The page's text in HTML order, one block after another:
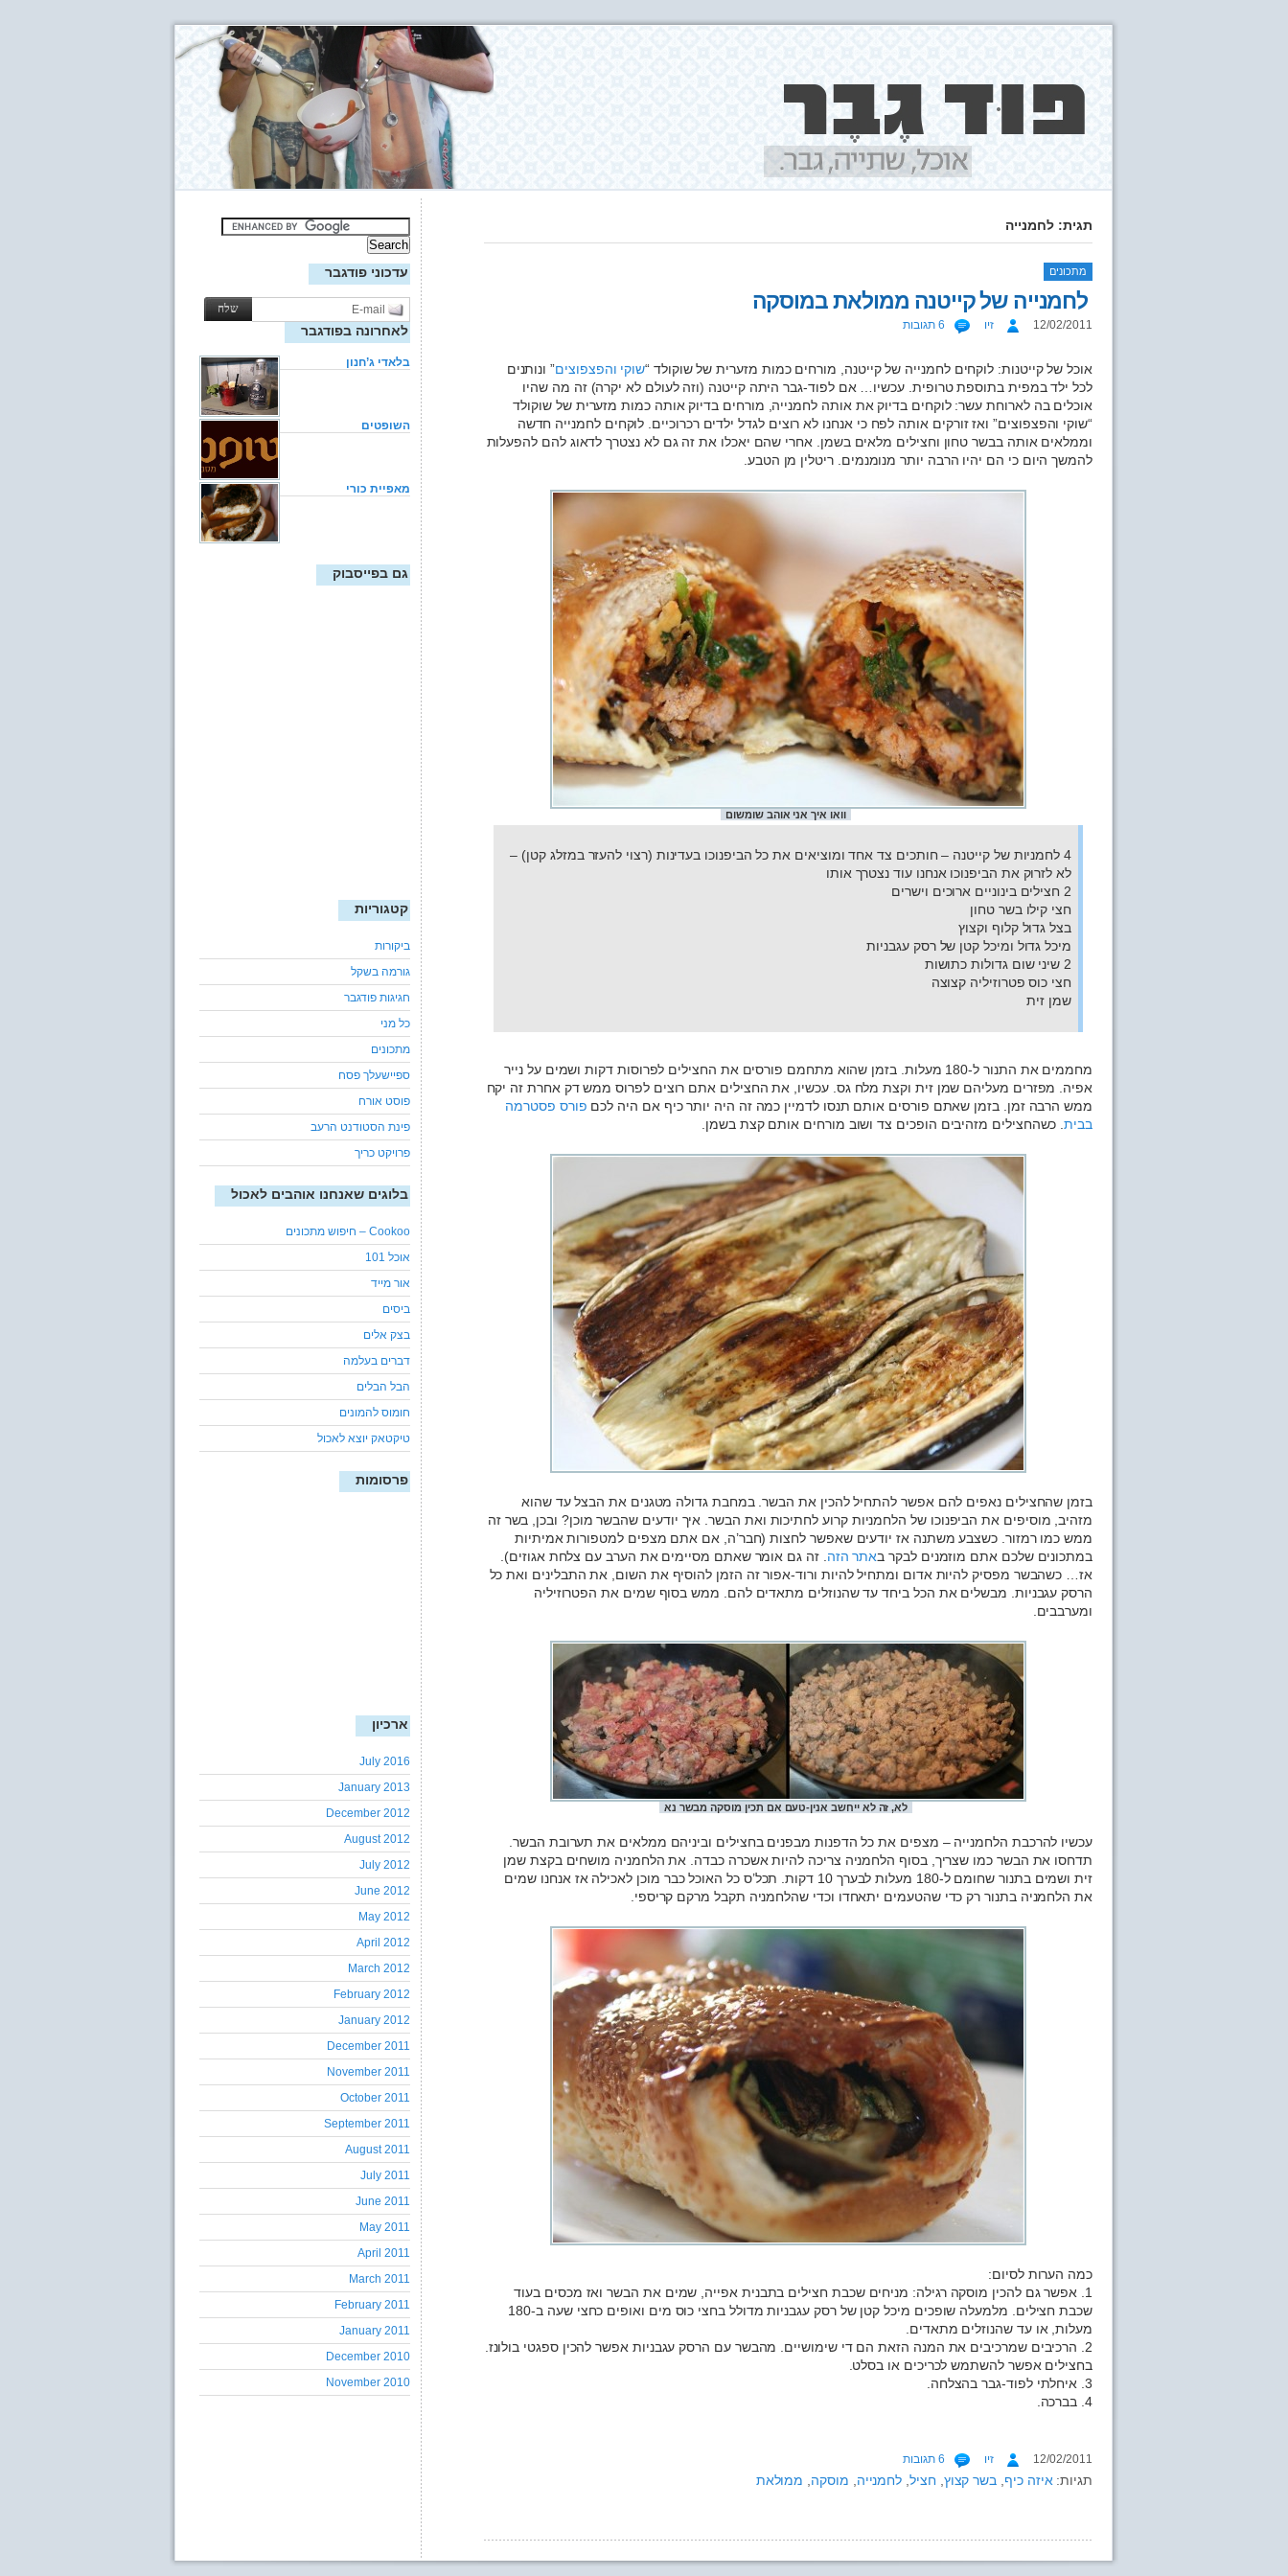
תגית: לחמנייה
מתכונים
לחמנייה של קייטנה ממולאת במוסקה
12/02/2011 זיו 6 תגובות
אוכל של קייטנות: לוקחים לחמנייה של קייטנה, מורחים כמות מזערית של שוקולד “שוקי והפצפוצים” ונותנים
לכל ילד במפית בתוספת טרופית. עכשיו… אם לפוד-גבר היתה קייטנה (וזה לעולם לא יקרה) זה מה שהיו
אוכלים בה לארוחת עשר: לוקחים בדיוק את אותה לחמנייה, מורחים בדיוק אותה כמות מזערית של שוקולד
“שוקי והפצפוצים” ואז זורקים אותה לפח כי אנחנו לא רוצים לגדל ילדים רכרוכיים. לוקחים לחמנייה חדשה
וממלאים אותה בבשר טחון וחצילים מלאים בשמן. אחרי שהם יאכלו את זה גם לא נצטרך לדאוג להם להפעלות
להמשך היום כי הם יהיו הרבה יותר מנומנמים. ריטלין מן הטבע.
וואו איך אני אוהב שומשום
4 לחמניות של קייטנה – חותכים צד אחד ומוציאים את כל הביפנוכו בעדינות (רצוי להעזר במזלג קטן) –
לא לזרוק את הביפנוכו אנחנו עוד נצטרך אותו
2 חצילים בינוניים ארוכים וישרים
חצי קילו בשר טחון
בצל גדול קלוף וקצוץ
מיכל גדול ומיכל קטן של רסק עגבניות
2 שיני שום גדולות כתושות
חצי כוס פטרוזיליה קצוצה
שמן זית
מחממים את התנור ל-180 מעלות. בזמן שהוא מתחמם פורסים את החצילים לפרוסות דקות ושמים על נייר
אפיה. מפזרים מעליהם שמן זית וקצת מלח גס. עכשיו, את החצילים אתם רוצים לפרוס ממש דק אחרת זה יקח
ממש הרבה זמן. בזמן שאתם פורסים אותם תנסו לדמיין כמה זה היה יותר כיף אם היה לכם פורס פסטרמה
בבית. כשהחצילים מזהיבים הופכים צד ושוב מורחים אותם קצת בשמן.
בזמן שהחצילים נאפים להם אפשר להתחיל להכין את הבשר. במחבת גדולה מטגנים את הבצל עד שהוא
מזהיב, מוסיפים את הביפנוכו של הלחמניות קרוע לחתיכות ואת הבשר. איך יודעים שהבשר מוכן? ובכן, בשר זה
ממש כמו רמזור. כשצבע משתנה אז יודעים שאפשר לחצות (חבר’ה, אם אתם מצפים למטפורות אמיתיות
במתכונים שלכם אתם מוזמנים לבקר באתר הזה . זה גם אומר שאתם מסיימים את הערב עם צלחת אגוזים).
אז… כשהבשר מפסיק להיות אדום ומתחיל להיות ורוד-אפור זה הזמן להוסיף את השום, את התבלינים ואת כל
הרסק עגבניות. מבשלים את הכל ביחד עד שהנוזלים מתאדים להם. ממש בסוף שמים את הפטרוזיליה
ומערבבים.
לא, זה לא ייחשב אנין-טעם אם תכין מוסקה מבשר נא
עכשיו להרכבת הלחמנייה – מצפים את כל הדפנות מבפנים בחצילים וביניהם ממלאים את תערובת הבשר.
תדחסו את הבשר כמו שצריך, בסוף הלחמניה צריכה להיות אשכרה כבדה. את הלחמניה מושחים בקצת שמן
זית ושמים בתנור שחומם ל-180 מעלות לבערך 10 דקות. תכל’ס כל האוכל כבר מוכן לאכילה אז אנחנו שמים
את הלחמניה בתנור רק כדי שהטעמים יתאחדו וכדי שהלחמניה תקבל מרקם קריספי.
כמה הערות לסיום:
1. אפשר גם להכין מוסקה רגילה: מניחים שכבת חצילים בתבנית אפייה, שמים את הבשר ואז מכסים בעוד
שכבת חצילים. מלמעלה שופכים מיכל קטן של רסק עגבניות מדולל בחצי כוס מים ואופים כחצי שעה ב-180
מעלות, או עד שהנוזלים מתאדים.
2. הרכיבים שמרכיבים את המנה הזאת הם די שימושיים. מהבשר עם הרסק עגבניות אפשר להכין ספגטי בולונז.
בחצילים אפשר להשתמש לכריכים או בסלט.
3. איחלתי לפוד-גבר בהצלחה.
4. בברכה.
12/02/2011 זיו 6 תגובות
תגיות: איזה כיף בשר קצוץ חציל, לחמנייה מוסקה ממולאת
עדכוני פודגבר
לאחרונה בפודגבר
בלאדי ג’חנון
השופטים
מאפיית כורי
גם בפייסבוק
קטגוריות
ביקורות
גורמה בשקל
חגיגות פודגבר
כל מני
מתכונים
ספיישעלך פסח
פוסט אורח
פינת הסטודנט הרעב
פרויקט כריך
בלוגים שאנחנו אוהבים לאכול
Cookoo – חיפוש מתכונים
אוכל 101
אור מייד
ביסים
בצק אלים
דברים בעלמה
הבל הבלים
חומוס להמונים
טיקטאק יוצא לאכול
פרסומות
ארכיון
July 2016
January 2013
December 2012
August 2012
July 2012
June 2012
May 2012
April 2012
March 2012
February 2012
January 2012
December 2011
November 2011
October 2011
September 2011
August 2011
July 2011
June 2011
May 2011
April 2011
March 2011
February 2011
January 2011
December 2010
November 2010